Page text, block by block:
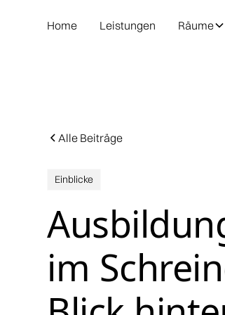
Home Leistungen Räume
Alle Beiträge
Einblicke
im